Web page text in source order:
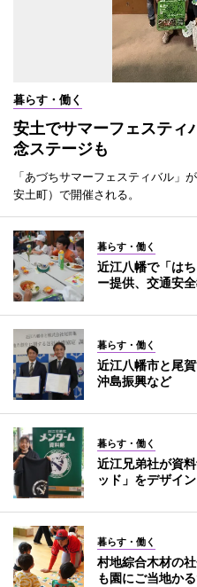
暮らす・働く
安土でサマーフェステ
念ステージも
「あづちサマーフェスティバル」
安土町）で開催される。
暮らす・働く
近江八幡で「は
ー提供、交通安
暮らす・働く
近江八幡市と尾
沖島振興など
暮らす・働く
近江兄弟社が資
ッド」をデザイン
暮らす・働く
村地綜合木材の
も園にご当地か